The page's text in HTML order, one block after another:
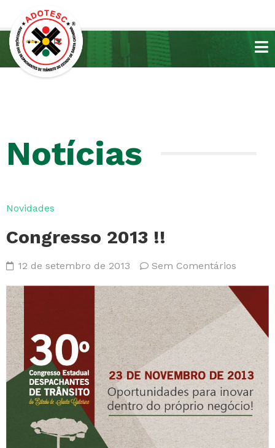
Notícias
Novidades
Congresso 2013 !!
12 de setembro de 2013 Sem Comentários